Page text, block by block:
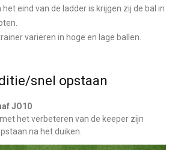
eind van de ladder is krijgen zij de bal in
variëren in hoge en lage ballen.
snel opstaan
JO10
het verbeteren van de keeper zijn
na het duiken.